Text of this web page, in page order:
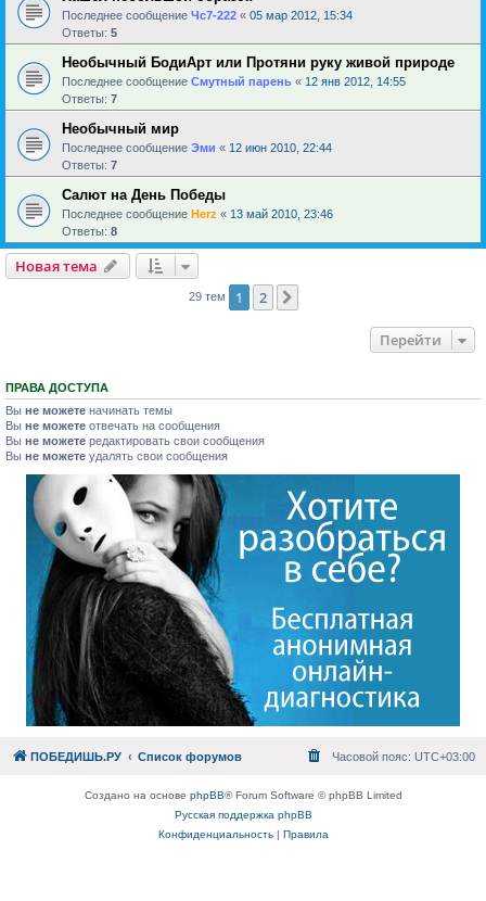
Последнее сообщение Чс7-222 « 05 мар 2012, 15:34
Ответы: 5
Необычный БодиАрт или Протяни руку живой природе
Последнее сообщение Смутный парень « 12 янв 2012, 14:55
Ответы: 7
Необычный мир
Последнее сообщение Эми « 12 июн 2010, 22:44
Ответы: 7
Салют на День Победы
Последнее сообщение Herz « 13 май 2010, 23:46
Ответы: 8
Новая тема
29 тем 1 2
Перейти
ПРАВА ДОСТУПА
Вы не можете начинать темы
Вы не можете отвечать на сообщения
Вы не можете редактировать свои сообщения
Вы не можете удалять свои сообщения
ПОБЕДИШЬ.РУ Список форумов Часовой пояс: UTC+03:00
Создано на основе phpBB® Forum Software © phpBB Limited
Русская поддержка phpBB
Конфиденциальность| Правила